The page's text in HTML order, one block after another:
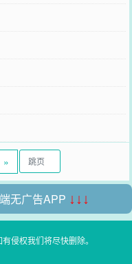
»
无广告APP ↓↓↓
侵权我们将尽快删除。